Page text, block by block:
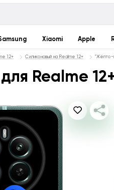
Xiaomi Apple
12+ Силиконовый на Realme 12+ "Жёлто-
Realme